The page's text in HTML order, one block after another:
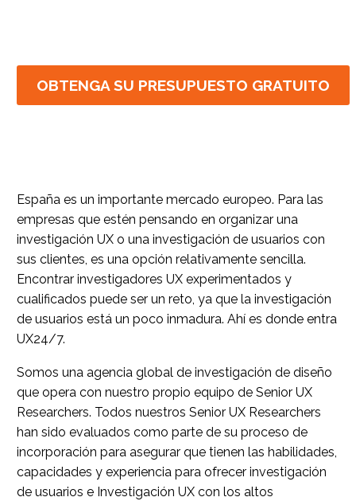
OBTENGA SU PRESUPUESTO GRATUITO
España es un importante mercado europeo. Para las
empresas que estén pensando en organizar una
investigación UX o una investigación de usuarios con
sus clientes, es una opción relativamente sencilla.
Encontrar investigadores UX experimentados y
cualificados puede ser un reto, ya que la investigación
de usuarios está un poco inmadura. Ahí es donde entra
UX24/7.
Somos una agencia global de investigación de diseño
que opera con nuestro propio equipo de Senior UX
Researchers. Todos nuestros Senior UX Researchers
han sido evaluados como parte de su proceso de
incorporación para asegurar que tienen las habilidades,
capacidades y experiencia para ofrecer investigación
de usuarios e Investigación UX con los altos